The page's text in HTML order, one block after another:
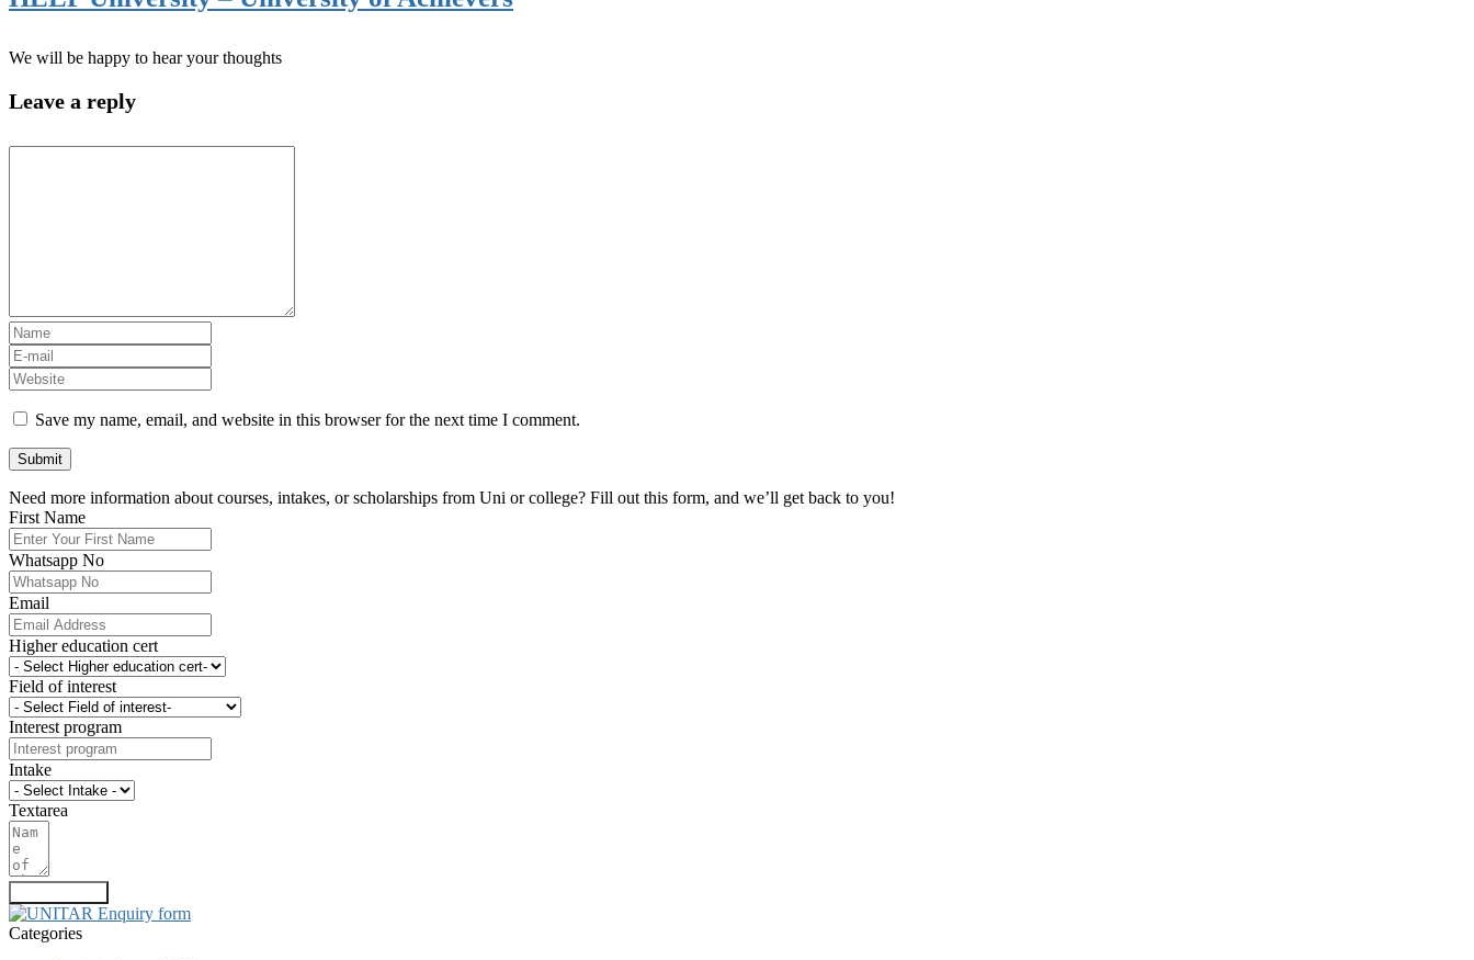
We will be happy to hear your thoughts
Leave a reply
Save my name, email, and website in this browser for the next time I comment.
Need more information about courses, intakes, or scholarships from Uni or college? Fill out this form, and we’ll get back to you!
First Name
Whatsapp No
Email
Higher education cert
Field of interest
Interest program
Intake
Textarea
Categories